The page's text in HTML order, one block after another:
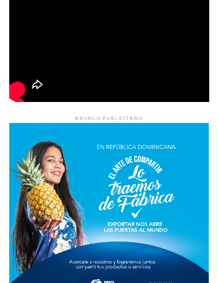
ANUNCIO PUBLICITARIO